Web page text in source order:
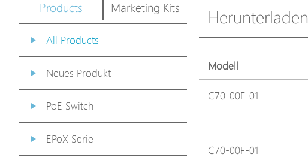
Products Marketing Kits
All Products
Neues Produkt
PoE Switch
EPoX Serie
Herunterladen
Modell
C70-00F-01
C70-00F-01